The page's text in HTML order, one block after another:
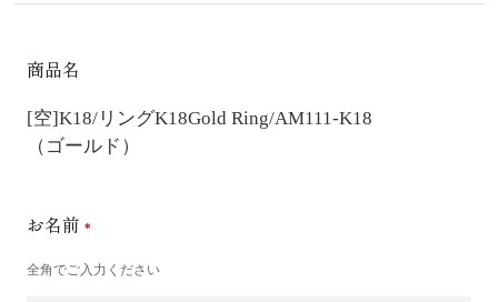
商品名
[空]K18/リングK18Gold Ring/AM111-K18
（ゴールド）
お名前
全角でご入力ください